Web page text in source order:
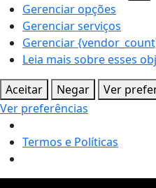
Gerenciar opções
Gerenciar serviços
Gerenciar
Leia mais sobre esses
Aceitar
Negar Ver
Ver preferências
Termos e Políticas